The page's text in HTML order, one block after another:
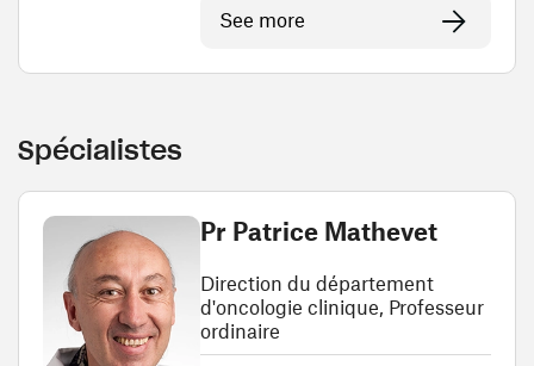
See more
Spécialistes
Pr Patrice Mathevet
Direction du département
d'oncologie clinique, Professeur
ordinaire